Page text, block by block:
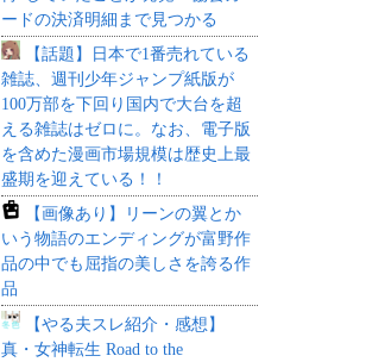
ードの決済明細まで見つかる
【話題】日本で1番売れている
雑誌、週刊少年ジャンプ紙版が
100万部を下回り国内で大台を超
える雑誌はゼロに。なお、電子版
を含めた漫画市場規模は歴史上最
盛期を迎えている！！
【画像あり】リーンの翼とか
いう物語のエンディングが富野作
品の中でも屈指の美しさを誇る作
品
【やる夫スレ紹介・感想】
真・女神転生 Road to the